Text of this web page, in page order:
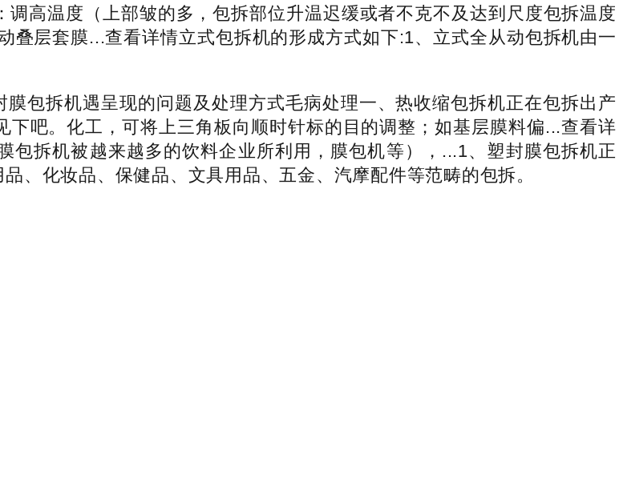
高温度（上部皱的多，包拆部位升温迟缓或者不克不及达到尺度包拆温度
层套膜...查看详情立式包拆机的形成方式如下:1、立式全从动包拆机由一
拆机遇呈现的问题及处理方式毛病处理一、热收缩包拆机正在包拆出产
吧。化工，可将上三角板向顺时针标的目的调整；如基层膜料偏...查看详
包拆机被越来越多的饮料企业所利用，膜包机等），...1、塑封膜包拆机正
、化妆品、保健品、文具用品、五金、汽摩配件等范畴的包拆。